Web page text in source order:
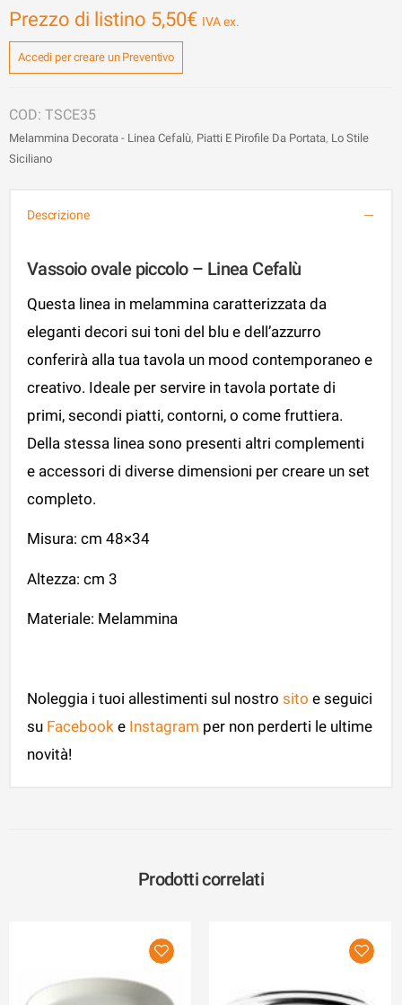
Prezzo di listino 5,50€
Accedi per creare un Preventivo
TSCE35
Melammina Decorata - Linea Cefalù, Piatti E Pirofile Da Portata, Lo Stile
Siciliano
Descrizione
Vassoio ovale piccolo – Linea Cefalù
Questa linea in melammina caratterizzata da
eleganti decori sui toni del blu e dell’azzurro
conferirà alla tua tavola un mood contemporaneo e
creativo. Ideale per servire in tavola portate di
primi, secondi piatti, contorni, o come fruttiera.
Della stessa linea sono presenti altri complementi
e accessori di diverse dimensioni per creare un set
completo.
Misura: cm 48×34
Altezza: cm 3
Materiale: Melammina
Noleggia i tuoi allestimenti sul nostro sito e seguici
su Facebook e Instagram per non perderti le ultime
novità!
Prodotti correlati